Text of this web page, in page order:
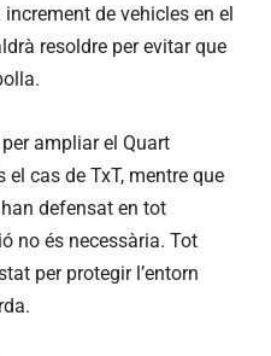
de vehicles en el
resoldre per evitar que
ampliar el Quart
cas de TxT, mentre que
defensat en tot
no és necessària. Tot
per protegir l’entorn